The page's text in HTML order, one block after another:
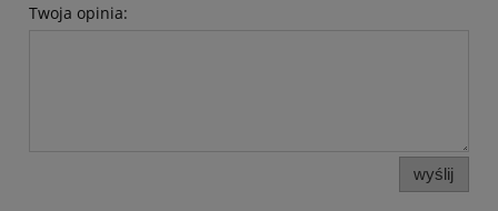
Twoja opinia:
wyślij